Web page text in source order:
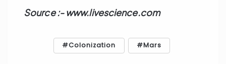
Source :- www.livescience.com
Colonization Mars